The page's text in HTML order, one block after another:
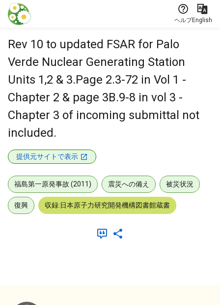
本文に飛ぶ
ヘルプEnglish
Rev 10 to updated FSAR for Palo
Verde Nuclear Generating Station
Units 1,2 & 3.Page 2.3-72 in Vol 1 -
Chapter 2 & page 3B.9-8 in vol 3 -
Chapter 3 of incoming submittal not
included.
提供元サイトで表示
福島第一原発事故 (2011) 震災への備え 被災状況
復興 収録:日本原子力研究開発機構図書館蔵書